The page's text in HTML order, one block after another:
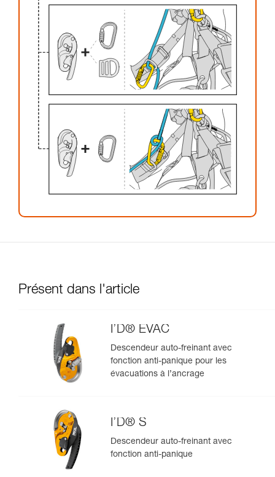
Présent dans l'article
I’D® EVAC
Descendeur auto-freinant avec
fonction anti-panique pour les
évacuations à l’ancrage
I’D® S
Descendeur auto-freinant avec
fonction anti-panique